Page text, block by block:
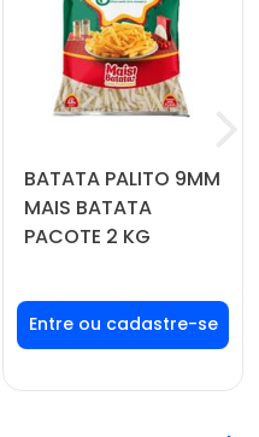
BATATA PALITO 9MM
MAIS BATATA
PACOTE 2 KG
Faça seu login ou
cadastre-se para
ver preços e